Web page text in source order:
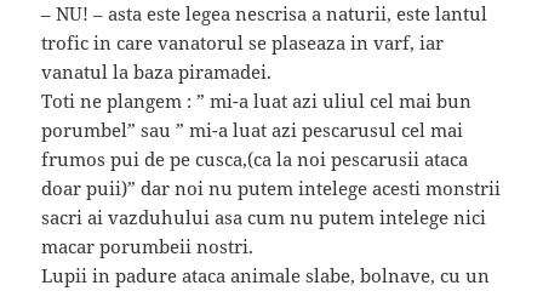
– NU! – asta este legea nescrisa a naturii, este lantul
trofic in care vanatorul se plaseaza in varf, iar
vanatul la baza piramadei.
Toti ne plangem : ” mi-a luat azi uliul cel mai bun
porumbel” sau ” mi-a luat azi pescarusul cel mai
frumos pui de pe cusca,(ca la noi pescarusii ataca
doar puii)” dar noi nu putem intelege acesti monstrii
sacri ai vazduhului asa cum nu putem intelege nici
macar porumbeii nostri.
Lupii in padure ataca animale slabe, bolnave, cu un